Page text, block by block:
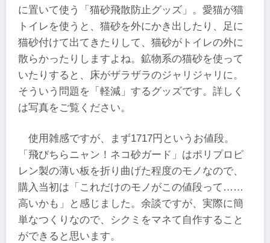
に置いて使う「猫砂飛散防止グッズ」。愛猫が猫
トイレを使うと、猫砂を外にかき出したり、足に
猫砂付けて出てきたりして、猫砂がトイレの外に
散らかったりしますよね。鉱物系の猫砂を使って
いたりすると、床がザラザラのジャリジャリに。
そういう問題を「軽減」するグッズです。詳しく
は写真をご覧ください。
使用雑感ですが、まず1717円というお値段。
「飛びちらニャン！ネコ砂ガード」はポリプロピ
レン製の薄い板を折り曲げた程度のモノなので、
購入当初は「これだけのモノがこの値段って……
高いかも」と感じました。余談ですが、実際に簡
単なつくりなので、シクミをマネて自作すること
ができると思います。